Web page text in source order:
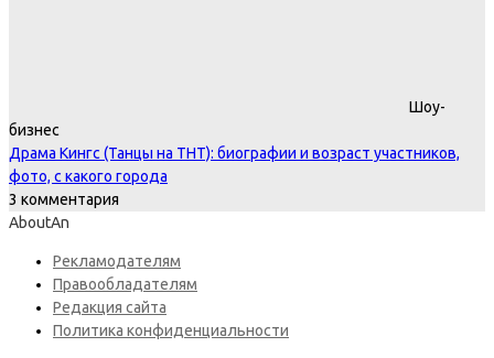
Шоу-
бизнес
Драма Кингс (Танцы на ТНТ): биографии и возраст участников,
фото, с какого города
3 комментария
AboutAn
Рекламодателям
Правообладателям
Редакция сайта
Политика конфиденциальности